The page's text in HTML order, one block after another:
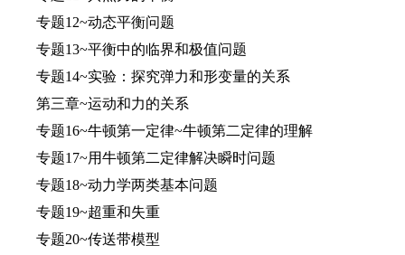
专题12~动态平衡问题
专题13~平衡中的临界和极值问题
专题14~实验：探究弹力和形变量的关系
第三章~运动和力的关系
专题16~牛顿第一定律~牛顿第二定律的理解
专题17~用牛顿第二定律解决瞬时问题
专题18~动力学两类基本问题
专题19~超重和失重
专题20~传送带模型